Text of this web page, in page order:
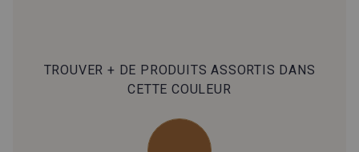
TROUVER + DE PRODUITS ASSORTIS DANS
CETTE COULEUR